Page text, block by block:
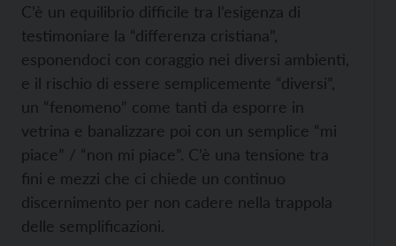
C’è un equilibrio difficile tra l’esigenza di
testimoniare la “differenza cristiana”,
esponendoci con coraggio nei diversi ambienti,
e il rischio di essere semplicemente “diversi”,
un “fenomeno” come tanti da esporre in
vetrina e banalizzare poi con un semplice “mi
piace” / “non mi piace”. C’è una tensione tra
fini e mezzi che ci chiede un continuo
discernimento per non cadere nella trappola
delle semplificazioni.